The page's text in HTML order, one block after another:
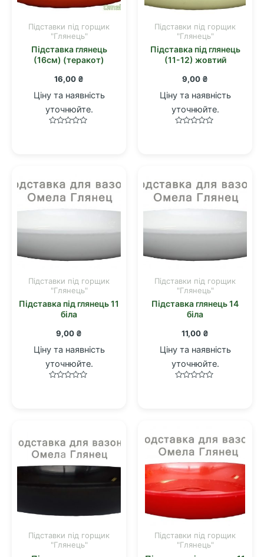
Підставки під горщик
"Глянець"
Підставка глянець
(16см) (теракот)
16,00 ₴
Ціну та наявність
уточнюйте.
Підставки під горщик
"Глянець"
Підставка під глянець
(11-12) жовтий
9,00 ₴
Ціну та наявність
уточнюйте.
Підставки під горщик
"Глянець"
Підставка під глянець 11
біла
9,00 ₴
Ціну та наявність
уточнюйте.
Підставки під горщик
"Глянець"
Підставка глянець 14
біла
11,00 ₴
Ціну та наявність
уточнюйте.
Підставки під горщик
"Глянець"
Підставки під горщик
"Глянець"